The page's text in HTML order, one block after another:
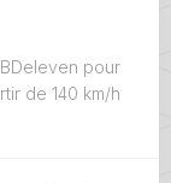
pour
de 140 km/h